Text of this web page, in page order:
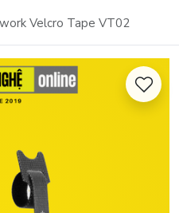
Velcro Tape VT02